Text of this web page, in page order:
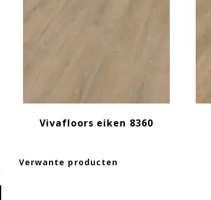
Verwante producten
Vivafloors eiken 8360